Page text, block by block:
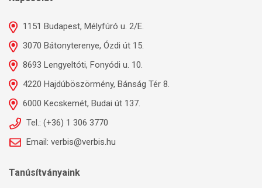
1151 Budapest, Mélyfúró u. 2/E.
3070 Bátonyterenye, Ózdi út 15.
8693 Lengyeltóti, Fonyódi u. 10.
4220 Hajdúböszörmény, Bánság Tér 8.
6000 Kecskemét, Budai út 137.
Tel.: (+36) 1 306 3770
Email: verbis@verbis.hu
Tanúsítványaink